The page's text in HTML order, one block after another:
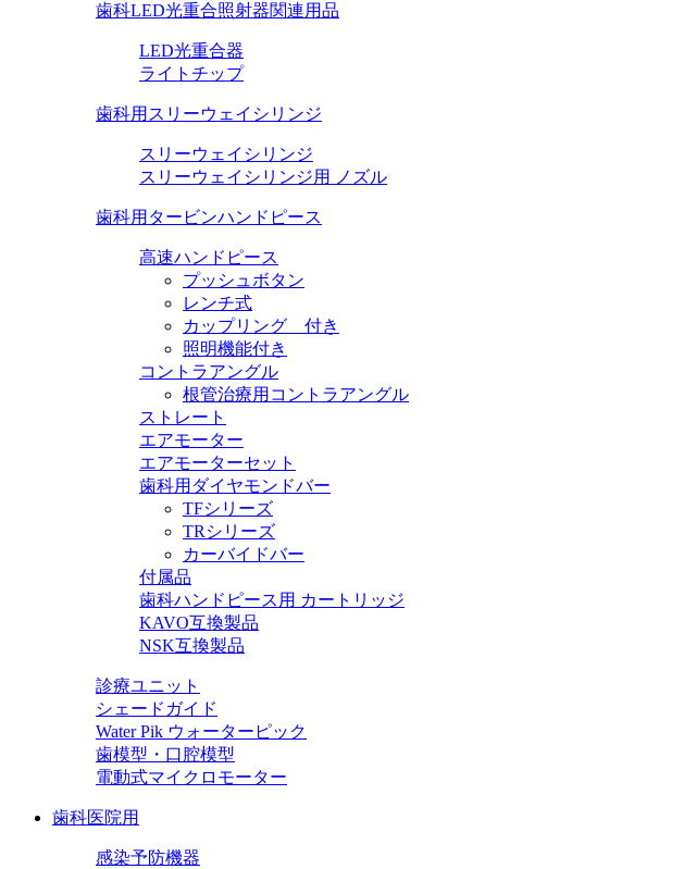
歯科LED光重合照射器関連用品
LED光重合器
ライトチップ
歯科用スリーウェイシリンジ
スリーウェイシリンジ
スリーウェイシリンジ用 ノズル
歯科用タービンハンドピース
高速ハンドピース
プッシュボタン
レンチ式
カップリング 付き
照明機能付き
コントラアングル
根管治療用コントラアングル
ストレート
エアモーター
エアモーターセット
歯科用ダイヤモンドバー
TFシリーズ
TRシリーズ
カーバイドバー
付属品
歯科ハンドピース用 カートリッジ
KAVO互換製品
NSK互換製品
診療ユニット
シェードガイド
Water Pik ウォーターピック
歯模型・口腔模型
電動式マイクロモーター
歯科医院用
感染予防機器